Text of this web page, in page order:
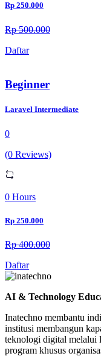
Rp 250.000
Rp 500.000
Daftar
Beginner
Laravel Intermediate
0
(0 Reviews)
0 Hours
Rp 250.000
Rp 400.000
Daftar
AI & Technology
Inatechno membantu
institusi membangun
teknologi digital melalui
program khusus